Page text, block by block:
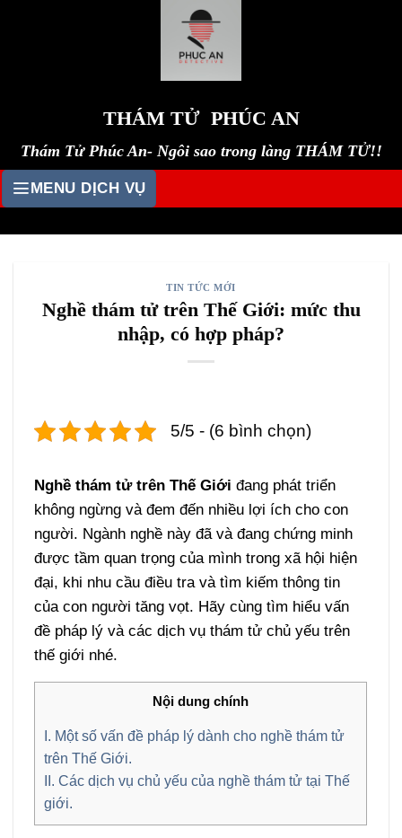
THÁM TỬ PHÚC AN
Thám Tử Phúc An- Ngôi sao trong làng THÁM TỬ!!
MENU DỊCH VỤ
TIN TỨC MỚI
Nghề thám tử trên Thế Giới: mức thu
nhập, có hợp pháp?
5/5 - (6 bình chọn)
Nghề thám tử trên Thế Giới đang phát triển
không ngừng và đem đến nhiều lợi ích cho con
người. Ngành nghề này đã và đang chứng minh
được tầm quan trọng của mình trong xã hội hiện
đại, khi nhu cầu điều tra và tìm kiếm thông tin
của con người tăng vọt. Hãy cùng tìm hiểu vấn
đề pháp lý và các dịch vụ thám tử chủ yếu trên
thế giới nhé.
Nội dung chính
I. Một số vấn đề pháp lý dành cho nghề thám tử
trên Thế Giới.
II. Các dịch vụ chủ yếu của nghề thám tử tại Thế
giới.